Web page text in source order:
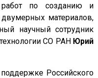
работ по созданию и
материалов,
научный сотрудник
СО РАН Юрий
Российского